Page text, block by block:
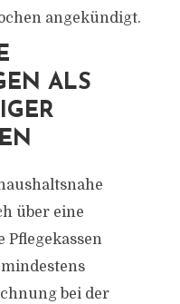
angekündigt.
ALS
über eine
Pflegekassen
bei der